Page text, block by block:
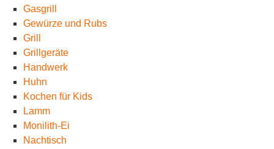
Gasgrill
Gewürze und Rubs
Grill
Grillgeräte
Handwerk
Huhn
Kochen für Kids
Lamm
Monilith-Ei
Nachtisch